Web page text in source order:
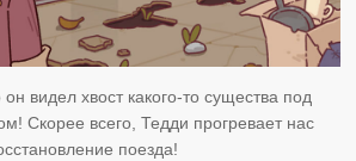
видел хвост какого-то существа под
Скорее всего, Тедди прогревает нас
поезда!